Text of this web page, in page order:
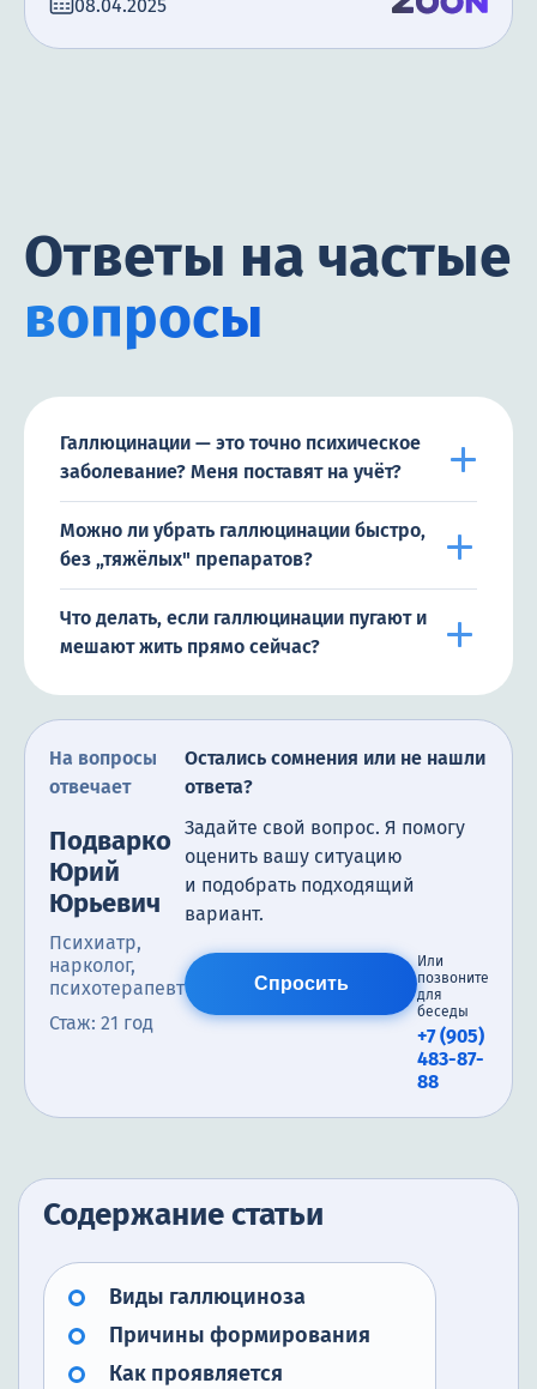
08.04.2025
Ответы на частые
вопросы
Галлюцинации — это точно психическое
заболевание? Меня поставят на учёт?
Можно ли убрать галлюцинации быстро,
без „тяжёлых" препаратов?
Что делать, если галлюцинации пугают и
мешают жить прямо сейчас?
На вопросы
отвечает
Подварко
Юрий
Юрьевич
Психиатр,
нарколог,
психотерапевт
Стаж: 21 год
Остались сомнения или не нашли
ответа?
Задайте свой вопрос. Я помогу
оценить вашу ситуацию
и подобрать подходящий
вариант.
Спросить
Или
позвоните
для
беседы
+7 (905)
483-87-
88
Содержание статьи
Виды галлюциноза
Причины формирования
Как проявляется